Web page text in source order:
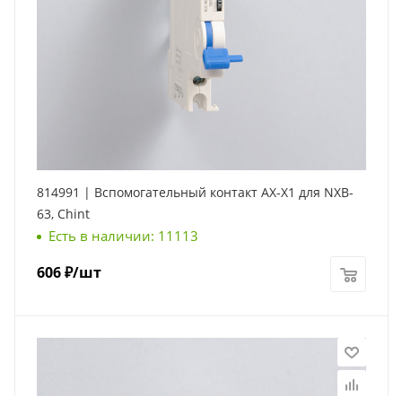
814991 | Вспомогательный контакт AX-X1 для NXB-
63, Chint
Есть в наличии: 11113
606₽/шт